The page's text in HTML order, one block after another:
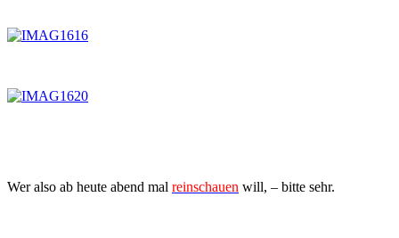
Wer also ab heute abend mal reinschauen will, – bitte sehr.